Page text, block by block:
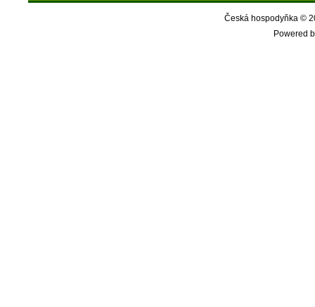
Česká hospodyňka ©
Powered